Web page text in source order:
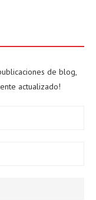
de blog,
actualizado!